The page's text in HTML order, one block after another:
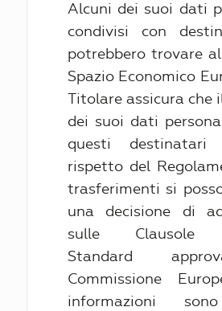
Alcuni dei suoi dati
condivisi con
potrebbero trovare
Spazio Economico
Titolare assicura
dei suoi dati
questi destinatari
rispetto del
trasferimenti si
una decisione di
sulle Clausole
Standard
Commissione
informazioni